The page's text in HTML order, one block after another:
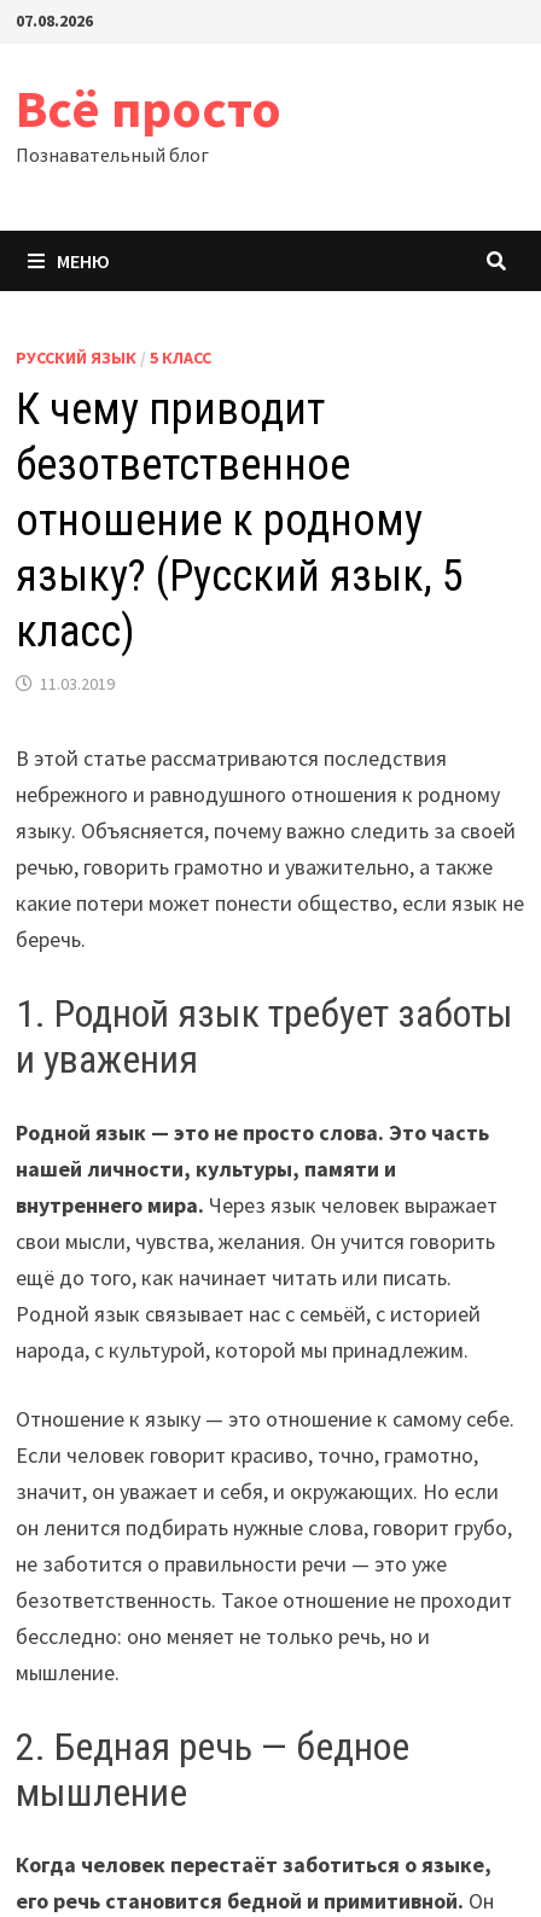
Перейти
07.08.2026
Всё просто
Познавательный блог
МЕНЮ
РУССКИЙ ЯЗЫК/ 5 КЛАСС
К чему приводит
безответственное
отношение к родному
языку? (Русский язык, 5
класс)
11.03.2019
В этой статье рассматриваются последствия
небрежного и равнодушного отношения к родному
языку. Объясняется, почему важно следить за своей
речью, говорить грамотно и уважительно, а также
какие потери может понести общество, если язык не
беречь.
1. Родной язык требует заботы
и уважения
Родной язык — это не просто слова. Это часть
нашей личности, культуры, памяти и
внутреннего мира. Через язык человек выражает
свои мысли, чувства, желания. Он учится говорить
ещё до того, как начинает читать или писать.
Родной язык связывает нас с семьёй, с историей
народа, с культурой, которой мы принадлежим.
Отношение к языку — это отношение к самому себе.
Если человек говорит красиво, точно, грамотно,
значит, он уважает и себя, и окружающих. Но если
он ленится подбирать нужные слова, говорит грубо,
не заботится о правильности речи — это уже
безответственность. Такое отношение не проходит
бесследно: оно меняет не только речь, но и
мышление.
2. Бедная речь — бедное
мышление
Когда человек перестаёт заботиться о языке,
его речь становится бедной и примитивной. Он